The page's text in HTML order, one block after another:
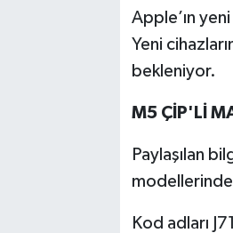
Apple’ın
Yeni
bekleniyor.
M5 ÇİP'Lİ
Paylaşılan
modellerinde
Kod adları